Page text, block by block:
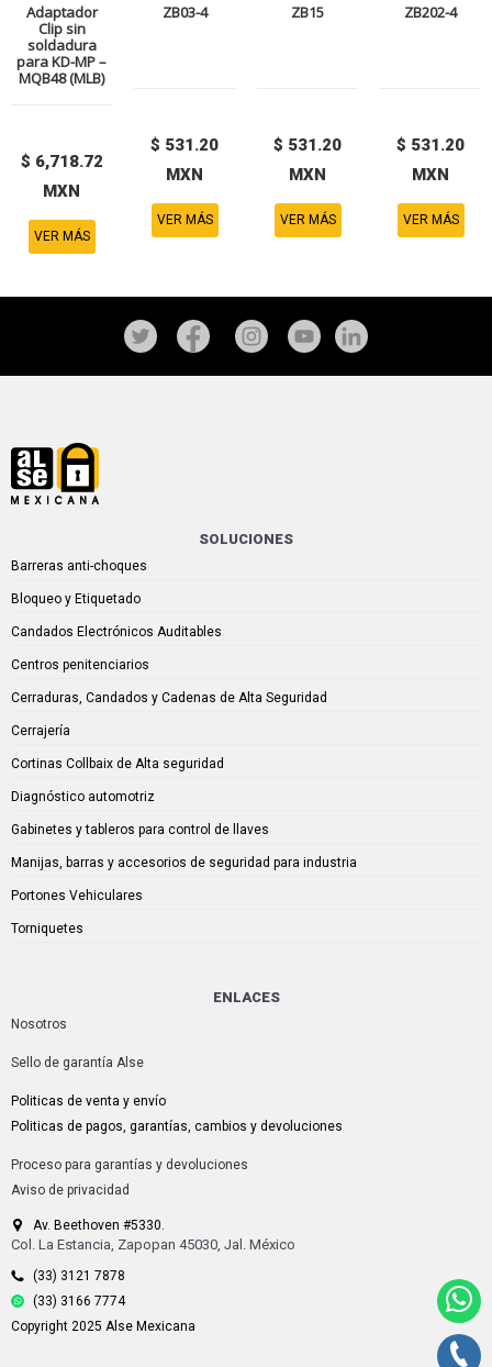
Adaptador
Clip sin
soldadura
para KD-MP –
MQB48 (MLB)
$ 6,718.72
MXN
VER MÁS
ZB03-4
$ 531.20
MXN
VER MÁS
ZB15
$ 531.20
MXN
VER MÁS
ZB202-4
$ 531.20
MXN
VER MÁS
SOLUCIONES
Barreras anti-choques
Bloqueo y Etiquetado
Candados Electrónicos Auditables
Centros penitenciarios
Cerraduras, Candados y Cadenas de Alta Seguridad
Cerrajería
Cortinas Collbaix de Alta seguridad
Diagnóstico automotriz
Gabinetes y tableros para control de llaves
Manijas, barras y accesorios de seguridad para industria
Portones Vehiculares
Torniquetes
ENLACES
Nosotros
Sello de garantía Alse
Politicas de venta y envío
Politicas de pagos, garantías, cambios y devoluciones
Proceso para garantías y devoluciones
Aviso de privacidad
Av. Beethoven #5330.
Col. La Estancia, Zapopan 45030, Jal. México
(33) 3121 7878
(33) 3166 7774
Copyright 2025 Alse Mexicana